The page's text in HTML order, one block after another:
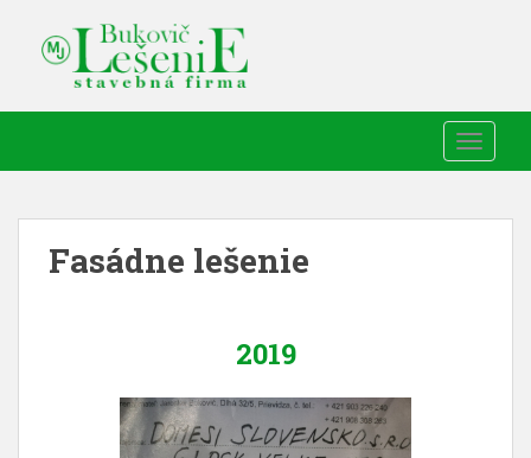
Fasádne lešenie
2019